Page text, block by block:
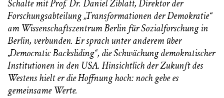
Schalte mit Prof. Dr. Daniel Ziblatt, Direktor der
Forschungsabteilung „Transformationen der Demokratie“
am Wissenschaftszentrum Berlin für Sozialforschung in
Berlin, verbunden. Er sprach unter anderem über
„Democratic Backsliding“, die Schwächung demokratischer
Institutionen in den USA. Hinsichtlich der Zukunft des
Westens hielt er die Hoffnung hoch: noch gebe es
gemeinsame Werte.